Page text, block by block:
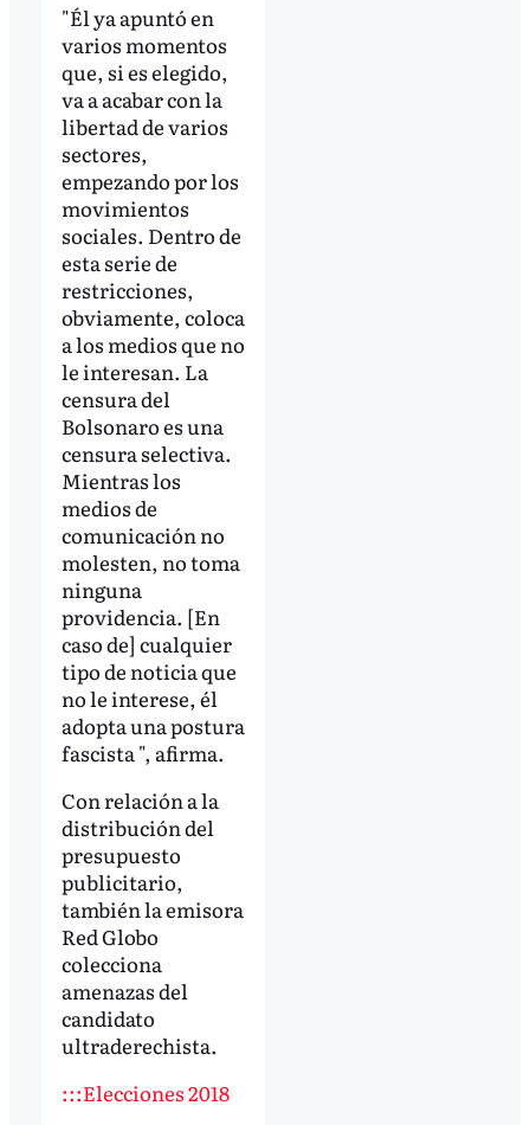
"Él ya apuntó en
varios momentos
que, si es elegido,
va a acabar con la
libertad de varios
sectores,
empezando por los
movimientos
sociales. Dentro de
esta serie de
restricciones,
obviamente, coloca
a los medios que no
le interesan. La
censura del
Bolsonaro es una
censura selectiva.
Mientras los
medios de
comunicación no
molesten, no toma
ninguna
providencia. [En
caso de] cualquier
tipo de noticia que
no le interese, él
adopta una postura
fascista ", afirma.
Con relación a la
distribución del
presupuesto
publicitario,
también la emisora
Red Globo
colecciona
amenazas del
candidato
ultraderechista.
:::Elecciones 2018